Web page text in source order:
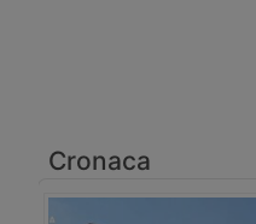
Cronaca